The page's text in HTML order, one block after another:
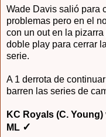
Wade Davis salió para
problemas pero en el
con un out en la
doble play para cerrar
serie.
A 1 derrota de
barren las series de
KC Royals (C.
ML ✓